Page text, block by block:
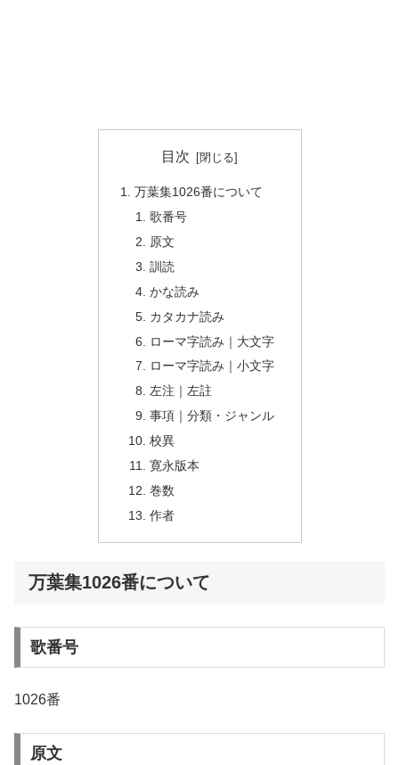
目次
万葉集1026番について
歌番号
原文
訓読
かな読み
カタカナ読み
ローマ字読み｜大文字
ローマ字読み｜小文字
左注｜左註
事項｜分類・ジャンル
校異
寛永版本
巻数
作者
万葉集1026番について
歌番号
1026番
原文